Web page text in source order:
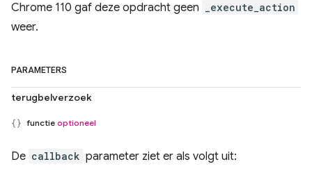
Chrome 110 gaf deze opdracht geen
_execute_action
weer.
PARAMETERS
terugbelverzoek
functie optioneel
De callback parameter ziet er als volgt uit: